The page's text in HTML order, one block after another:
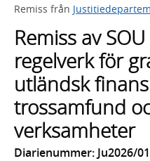
framträder
lista
med
sökförslag
Remiss från
Remiss av
regelverk för
utländsk
trossamfund
verksamheter
Diarienummer: Ju2026/